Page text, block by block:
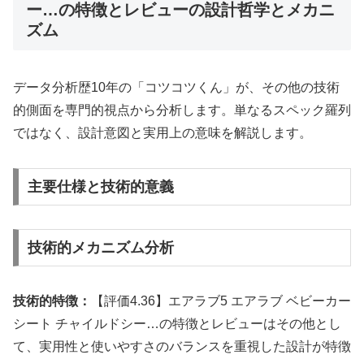
ー…の特徴とレビューの設計哲学とメカニ
ズム
データ分析歴10年の「コツコツくん」が、その他の技術
的側面を専門的視点から分析します。単なるスペック羅列
ではなく、設計意図と実用上の意味を解説します。
主要仕様と技術的意義
技術的メカニズム分析
技術的特徴：
【評価4.36】エアラブ5 エアラブ ベビーカー
シート チャイルドシー…の特徴とレビューはその他とし
て、実用性と使いやすさのバランスを重視した設計が特徴